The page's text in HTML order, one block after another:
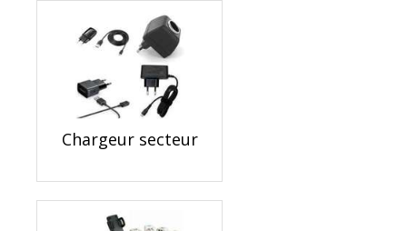
Chargeur secteur